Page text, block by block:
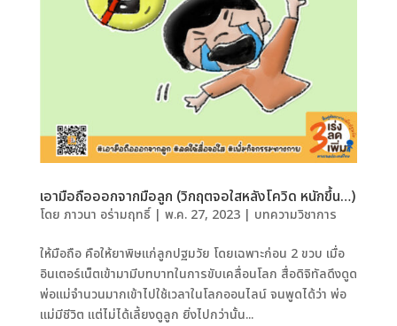
เอามือถือออกจากมือลูก (วิกฤตจอใสหลังโควิด หนักขึ้น…)
โดย ภาวนา อร่ามฤทธิ์| พ.ค. 27, 2023| บทความวิชาการ
ให้มือถือ คือให้ยาพิษแก่ลูกปฐมวัย โดยเฉพาะก่อน 2 ขวบ เมื่อ
อินเตอร์เน็ตเข้ามามีบทบาทในการขับเคลื่อนโลก สื่อดิจิทัลดึงดูด
พ่อแม่จำนวนมากเข้าไปใช้เวลาในโลกออนไลน์ จนพูดได้ว่า พ่อ
แม่มีชีวิต แต่ไม่ได้เลี้ยงดูลูก ยิ่งไปกว่านั้น...